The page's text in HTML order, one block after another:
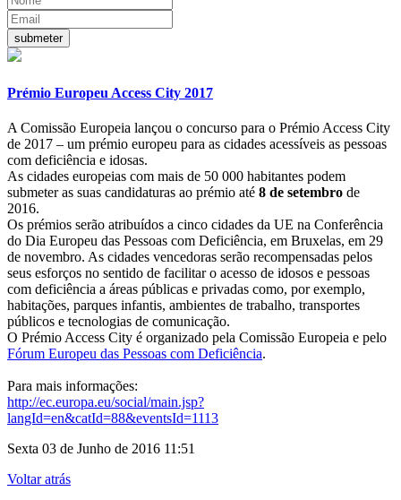
Prémio Europeu Access City 2017
A Comissão Europeia lançou o concurso para o Prémio Access City
de 2017 – um prémio europeu para as cidades acessíveis as pessoas
com deficiência e idosas.
As cidades europeias com mais de 50 000 habitantes podem
submeter as suas candidaturas ao prémio até 8 de setembro de
2016.
Os prémios serão atribuídos a cinco cidades da UE na Conferência
do Dia Europeu das Pessoas com Deficiência, em Bruxelas, em 29
de novembro. As cidades vencedoras serão recompensadas pelos
seus esforços no sentido de facilitar o acesso de idosos e pessoas
com deficiência a áreas públicas e privadas como, por exemplo,
habitações, parques infantis, ambientes de trabalho, transportes
públicos e tecnologias de comunicação.
O Prémio Access City é organizado pela Comissão Europeia e pelo
Fórum Europeu das Pessoas com Deficiência.
Para mais informações:
http://ec.europa.eu/social/main.jsp?
langId=en&catId=88&eventsId=1113
Sexta 03 de Junho de 2016 11:51
Voltar atrás